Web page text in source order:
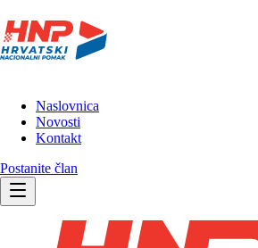
Naslovnica
Novosti
Kontakt
Postanite član